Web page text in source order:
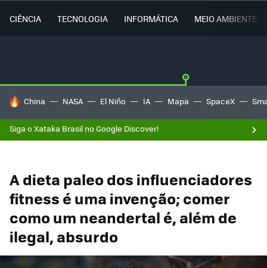
CIÊNCIA TECNOLOGIA INFORMÁTICA MEIO AMBIENTE
TENDÊNCIAS DO DIA
China NASA El Niño IA Mapa SpaceX
Siga o Xataka Brasil no Google Discover!
A dieta paleo dos influenciadores
fitness é uma invenção; comer
como um neandertal é, além de
ilegal, absurdo